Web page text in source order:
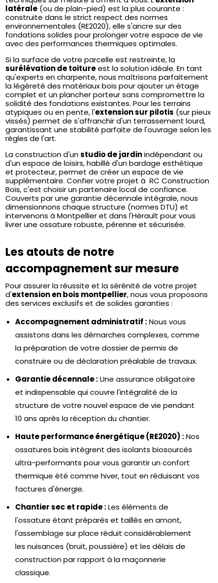
latérale (ou de plain-pied) est la plus courante :
construite dans le strict respect des normes
environnementales (RE2020), elle s'ancre sur des
fondations solides pour prolonger votre espace de vie
avec des performances thermiques optimales.
Si la surface de votre parcelle est restreinte, la
surélévation de toitureest la solution idéale. En tant
qu'experts en charpente, nous maîtrisons parfaitement
la légèreté des matériaux bois pour ajouter un étage
complet et un plancher porteur sans compromettre la
solidité des fondations existantes. Pour les terrains
atypiques ou en pente, l'extension sur pilotis (sur pieux
vissés) permet de s'affranchir d'un terrassement lourd,
garantissant une stabilité parfaite de l'ouvrage selon les
règles de l'art.
La construction d'unstudio de jardinindépendant ou
d'un espace de loisirs, habillé d'un bardage esthétique
et protecteur, permet de créer un espace de vie
supplémentaire. Confier votre projet à RC Construction
Bois, c'est choisir un partenaire local de confiance.
Couverts par une garantie décennale intégrale, nous
dimensionnons chaque structure (normes DTU) et
intervenons à Montpellier et dans l'Hérault pour vous
livrer une ossature robuste, pérenne et sécurisée.
Les atouts de notre
accompagnement sur mesure
Pour assurer la réussite et la sérénité de votre projet
d'extension en bois montpellier, nous vous proposons
des services exclusifs et de solides garanties :
Accompagnement administratif :Nous vous
assistons dans les démarches complexes, comme
la préparation de votre dossier de permis de
construire ou de déclaration préalable de travaux.
Garantie décennale :Une assurance obligatoire
et indispensable qui couvre l'intégralité de la
structure de votre nouvel espace de vie pendant
10 ans après la réception du chantier.
Haute performance énergétique (RE2020) :Nos
ossatures bois intègrent des isolants biosourcés
ultra-performants pour vous garantir un confort
thermique été comme hiver, tout en réduisant vos
factures d'énergie.
Chantier sec et rapide :Les éléments de
l'ossature étant préparés et taillés en amont,
l'assemblage sur place réduit considérablement
les nuisances (bruit, poussière) et les délais de
construction par rapport à la maçonnerie
classique.